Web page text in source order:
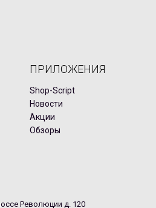
ПРИЛОЖЕНИЯ
Shop-Script
Новости
Акции
Обзоры
Революции д. 120